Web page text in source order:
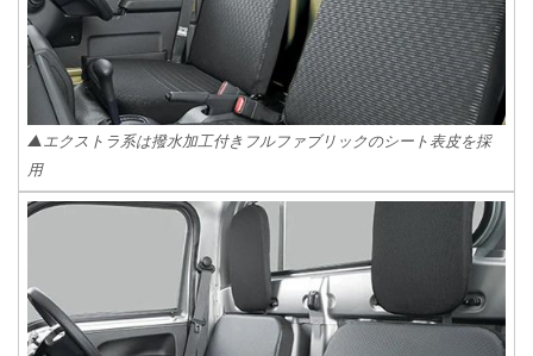
▲エクストラ系は撥水加工付きフルファブリックのシート表皮を採
用